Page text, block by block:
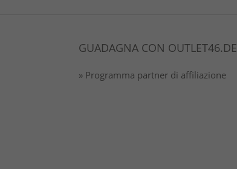
GUADAGNA CON OUTLET46.DE
» Programma partner di affiliazione